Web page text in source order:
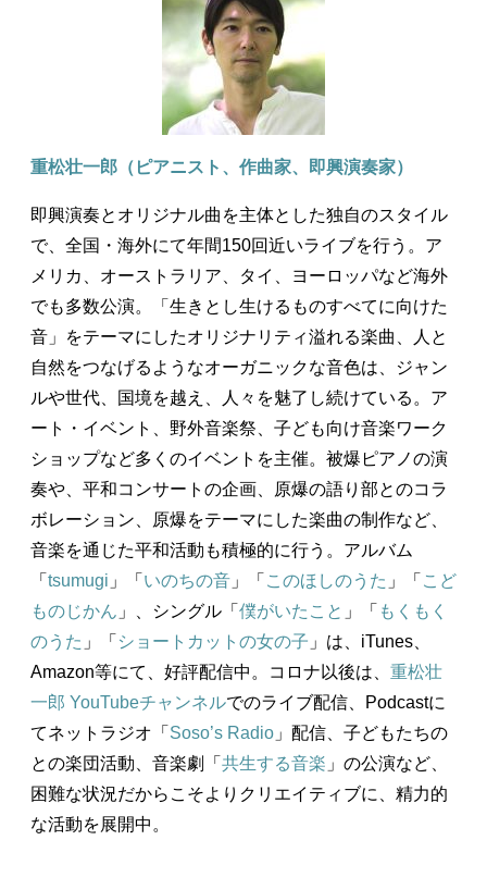
重松壮一郎（ピアニスト、作曲家、即興演奏家）
即興演奏とオリジナル曲を主体とした独自のスタイル
で、全国・海外にて年間150回近いライブを行う。ア
メリカ、オーストラリア、タイ、ヨーロッパなど海外
でも多数公演。「生きとし生けるものすべてに向けた
音」をテーマにしたオリジナリティ溢れる楽曲、人と
自然をつなげるようなオーガニックな音色は、ジャン
ルや世代、国境を越え、人々を魅了し続けている。ア
ート・イベント、野外音楽祭、子ども向け音楽ワーク
ショップなど多くのイベントを主催。被爆ピアノの演
奏や、平和コンサートの企画、原爆の語り部とのコラ
ボレーション、原爆をテーマにした楽曲の制作など、
音楽を通じた平和活動も積極的に行う。アルバム
「 tsumugi 」「 いのちの音 」「 このほしのうた 」「 こど
ものじかん 」、シングル「 僕がいたこと 」「 もくもく
のうた 」「 ショートカットの女の子 」は、iTunes、
Amazon等にて、好評配信中。コロナ以後は、 重松壮
一郎 YouTubeチャンネルでのライブ配信、Podcastに
てネットラジオ「 Soso’s Radio 」配信、子どもたちの
との楽団活動、音楽劇「 共生する音楽 」の公演など、
困難な状況だからこそよりクリエイティブに、精力的
な活動を展開中。